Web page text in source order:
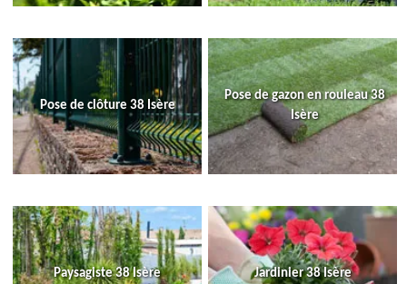
Pose de clôture 38 Isère
Pose de gazon en rouleau 38
Isère
Paysagiste 38 Isère Jardinier 38 Isère